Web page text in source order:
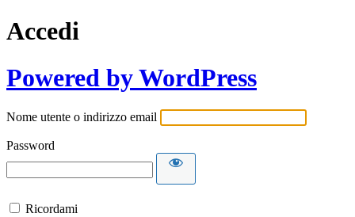
Accedi
Powered by WordPress
Nome utente o indirizzo email
Password
Ricordami